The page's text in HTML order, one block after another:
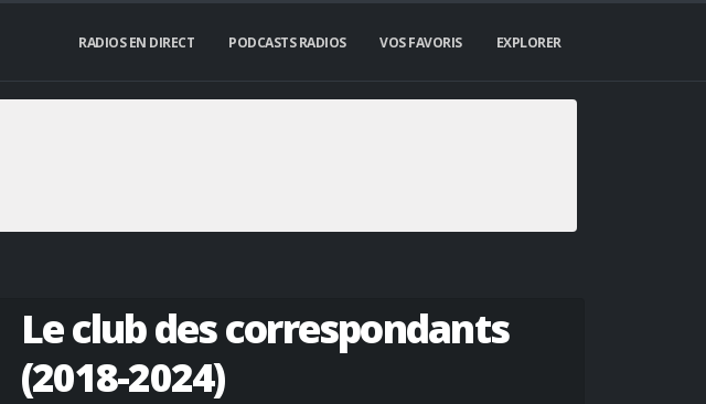
RADIOS EN DIRECT PODCASTS RADIOS VOS FAVORIS EXPLORER
Le club des correspondants
(2018-2024)